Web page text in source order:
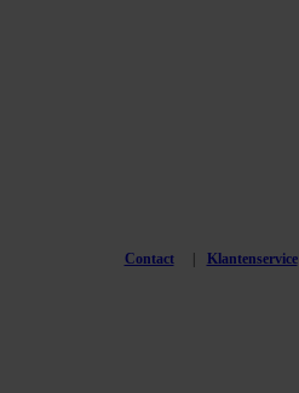
Contact Klantenservice